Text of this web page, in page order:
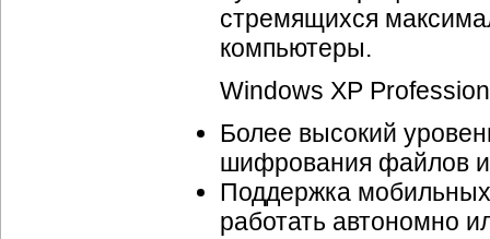
стремящихся
компьютеры.
Windows XP
Более высокий
шифрования файлов
Поддержка
работать автономно